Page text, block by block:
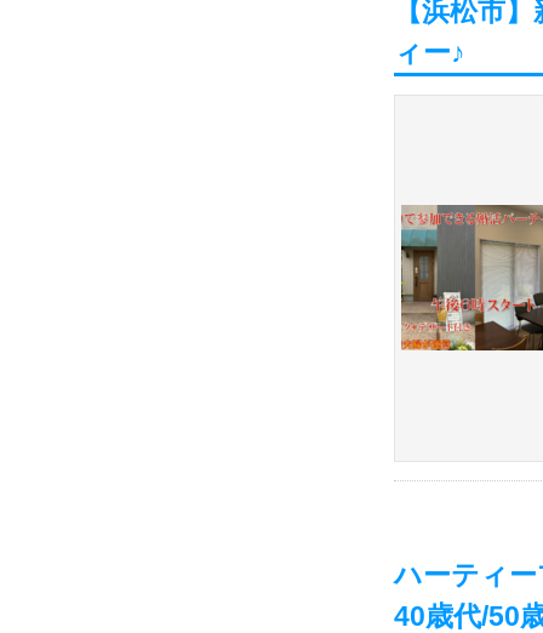
【浜松市
ィー♪
ハーティ
40歳代/50